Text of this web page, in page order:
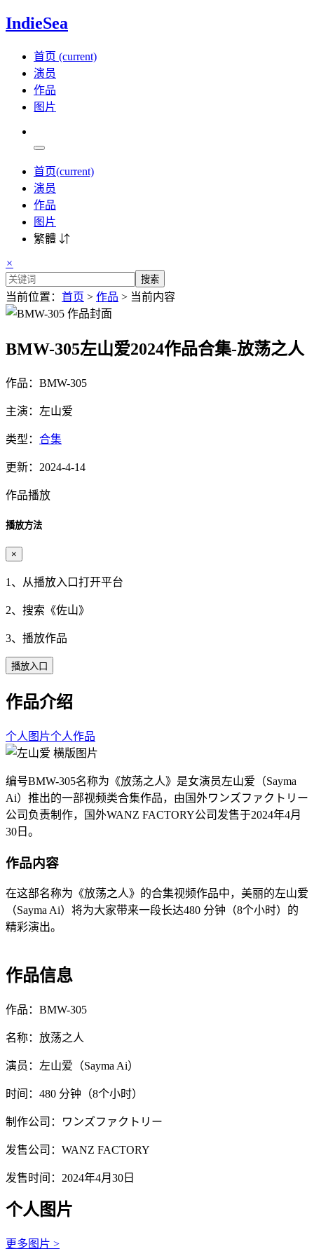
IndieSea
首页 (current)
演员
作品
图片
首页(current)
演员
作品
图片
繁體 ⇵
×
搜索
当前位置： 首页 > 作品 > 当前内容
BMW-305左山爱2024作品合集-放荡之人
作品：BMW-305
主演：左山爱
类型： 合集
更新：2024-4-14
作品播放
播放方法
×
1、从播放入口打开平台
2、搜索《佐山》
3、播放作品
播放入口
作品介绍
个人图片个人作品
编号BMW-305名称为《放荡之人》是女演员左山爱（Sayma
Ai）推出的一部视频类合集作品，由国外ワンズファクトリー
公司负责制作，国外WANZ FACTORY公司发售于2024年4月
30日。
作品内容
在这部名称为《放荡之人》的合集视频作品中，美丽的左山爱
（Sayma Ai）将为大家带来一段长达480 分钟（8个小时）的
精彩演出。
作品信息
作品：BMW-305
名称：放荡之人
演员：左山爱（Sayma Ai）
时间：480 分钟（8个小时）
制作公司：ワンズファクトリー
发售公司：WANZ FACTORY
发售时间：2024年4月30日
个人图片
更多图片 >